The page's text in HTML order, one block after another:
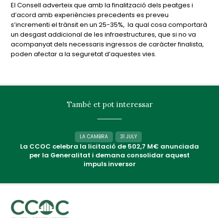
El Consell adverteix que amb la finalització dels peatges i
d’acord amb experiències precedents es preveu
s’incrementi el trànsit en un 25-35%, la qual cosa comportarà
un desgast addicional de les infraestructures, que si no va
acompanyat dels necessaris ingressos de caràcter finalista,
poden afectar a la seguretat d’aquestes vies.
També et pot interessar
LA CAMBRA 31 JULY
La CCOC celebra la licitació de 502,7 M€ anunciada
per la Generalitat i demana consolidar aquest
impuls inversor